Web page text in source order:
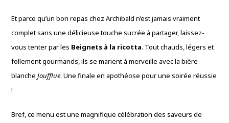
Et parce qu’un bon repas chez Archibald n’est jamais vraiment
complet sans une délicieuse touche sucrée à partager,laissez-
vous tenter par les Beignets à la ricotta. Tout chauds,légers et
follement gourmands,ils se marient à merveille avec la bière
blancheJoufflue. Une finale en apothéose pour une soirée réussie
!
Bref,ce menu est une magnifique célébration des saveurs de